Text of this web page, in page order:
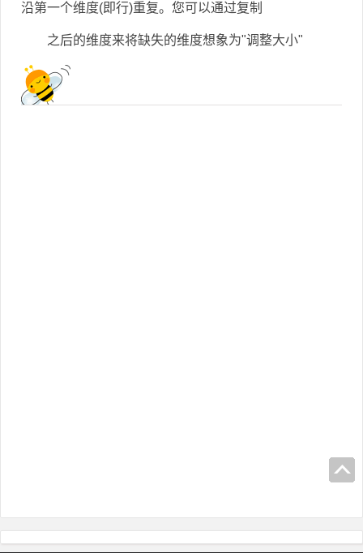
沿第一个维度(即行)重复。您可以通过复制
之后的维度来将缺失的维度想象为"调整大小"